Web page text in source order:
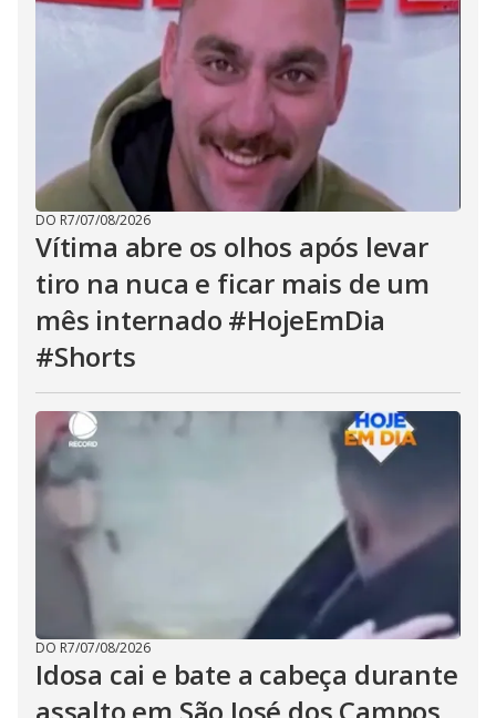
DO R7/07/08/2026
Vítima abre os olhos após levar
tiro na nuca e ficar mais de um
mês internado #HojeEmDia
#Shorts
DO R7/07/08/2026
Idosa cai e bate a cabeça durante